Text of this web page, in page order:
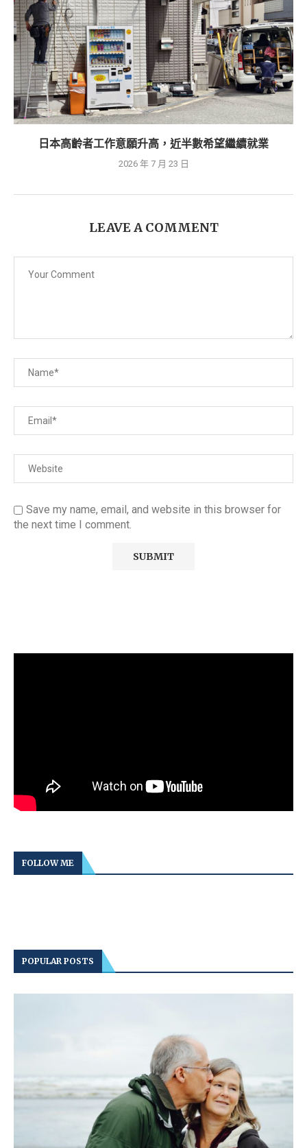
日本高齡者工作意願升高，近半數希望繼續就業
2026 年 7 月 23 日
LEAVE A COMMENT
Save my name, email, and website in this browser for
the next time I comment.
FOLLOW ME
POPULAR POSTS